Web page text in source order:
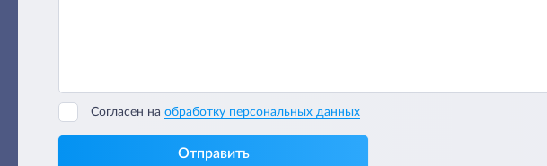
Согласен на обработку персональных данных
Отправить